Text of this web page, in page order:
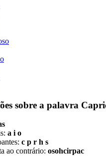
sobre a palavra
a i o
c p r h s
ao contrário: osohcirpac